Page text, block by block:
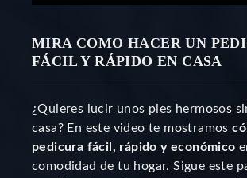
MIRA COMO HACER UN
FÁCIL Y RÁPIDO EN CASA
¿Quieres lucir unos pies hermosos
casa? En este video te mostramos
pedicura fácil, rápido y económico
comodidad de tu hogar. Sigue este